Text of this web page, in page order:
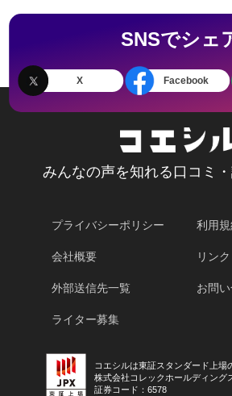
SNSでシェ
X Facebook
みんなの声を知れる口コミ
プライバシーポリシー 利用規
会社概要 リン
外部送信先一覧 お問
ライター募集
コエシルは東証スタンダード上場
株式会社コレックホールディング
証券コード：6578